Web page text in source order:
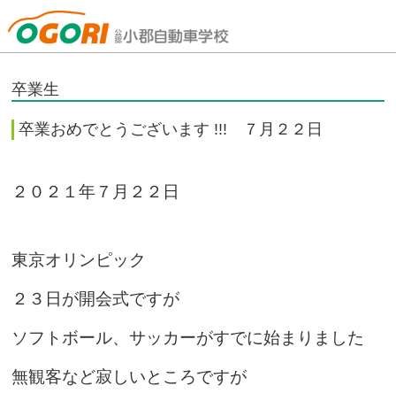
山口県小郡自動車学校
卒業生
卒業おめでとうございます !!! ７月２２日
２０２１年７月２２日
東京オリンピック
２３日が開会式ですが
ソフトボール、サッカーがすでに始まりました
無観客など寂しいところですが